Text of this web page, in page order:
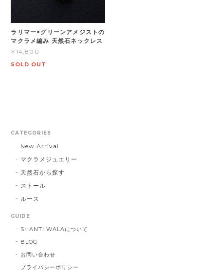
ラリマー×グリーンアメジストの
マクラメ編み 天然石ネックレス
¥14,800
SOLD OUT
CATEGORIES
New Arrival
マクラメジュエリー
天然石から探す
ストール
ルース
GUIDE
SHANTi WALAについて
BLOG
お問い合わせ
プライバシーポリシー